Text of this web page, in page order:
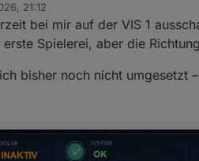
21:12
bei mir auf der VIS 1
Spielerei, aber die
bisher noch nicht umgesetzt